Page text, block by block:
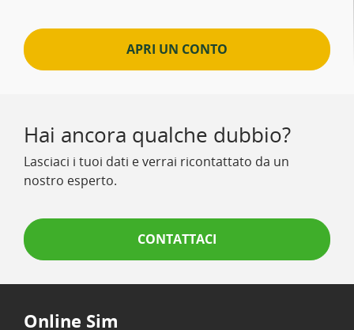
APRI UN CONTO
Hai ancora qualche dubbio?
Lasciaci i tuoi dati e verrai ricontattato da un
nostro esperto.
CONTATTACI
Online Sim